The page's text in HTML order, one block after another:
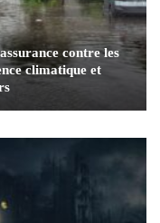
contre les
climatique et